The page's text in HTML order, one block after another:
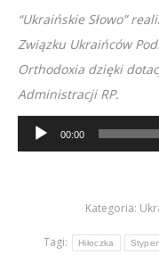
“Ukraińskie Słowo”
Związku Ukraińców
Orthodoxia dzięki
Administracji RP.
Odtwarzacz
plików
00:00
Kategoria:
Tagi: Hiłoczka